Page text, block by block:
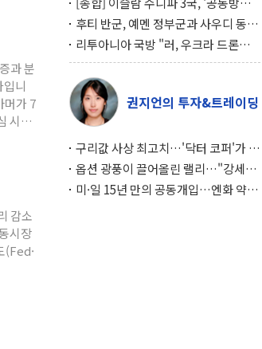
과 분
니
머가 7
시장
감소
시장
(Fed·
협정' 체결… 이스라엘·이란 위협에
맞설 자체 억지력 강화
후티 반군, 예멘 정부군과 사우디 동시
공격… 위기 고조되는 또 다른 중동 화
약고
리투아니아 국방 "러, 우크라 드론으
로 나토 회원국 공격 검토… 거짓 깃발
작전"
권지언의 투자&트레이딩
구리값 사상 최고치…'닥터 코퍼'가 말
하는 경기 신호가 달라졌다
옵션 광풍이 끌어올린 랠리…"강세장
이면에 과열 경고등"
미·일 15년 만의 공동개입…엔화 약세